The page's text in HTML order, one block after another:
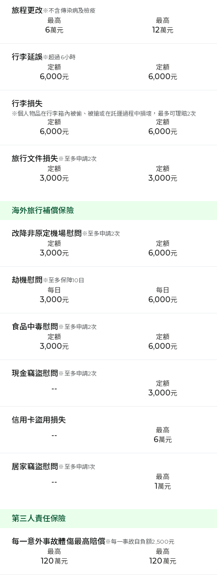
旅程更改※不含傳染病及檢疫
最高
6萬元
最高
12萬元
行李延誤※超過6小時
定額
6,000元
定額
6,000元
行李損失
※個人物品在行李箱內被偷、被搶或在託運過程中損壞，最多可理賠2次
定額
6,000元
定額
6,000元
旅行文件損失※至多申請2次
定額
3,000元
定額
3,000元
海外旅行補償保險
改降非原定機場慰問 ※至多申請2次
定額
3,000元
定額
6,000元
劫機慰問 ※至多保障10日
每日
3,000元
每日
6,000元
食品中毒慰問 ※至多申請2次
定額
3,000元
定額
6,000元
現金竊盜慰問 ※至多申請2次
--
定額
3,000元
信用卡盜用損失
--
最高
6萬元
居家竊盜慰問 ※至多申請1次
--
最高
1萬元
第三人責任保險
每一意外事故體傷最高賠償※每一事故自負額2,500元
最高
120萬元
最高
120萬元